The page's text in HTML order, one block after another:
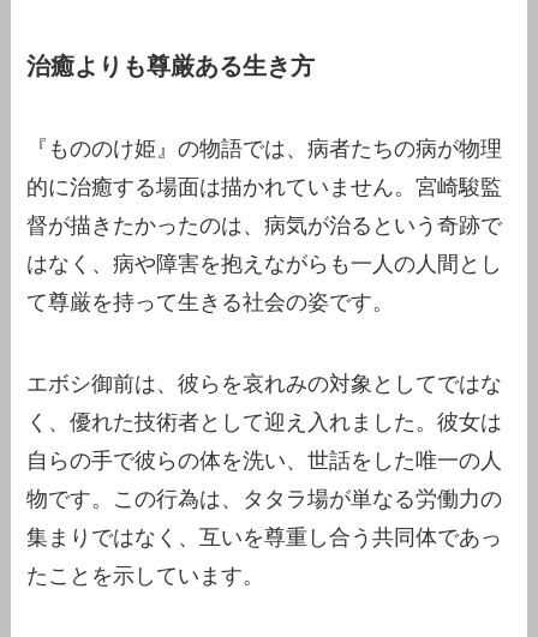
治癒よりも尊厳ある生き方
『もののけ姫』の物語では、病者たちの病が物理
的に治癒する場面は描かれていません。宮崎駿監
督が描きたかったのは、病気が治るという奇跡で
はなく、病や障害を抱えながらも一人の人間とし
て尊厳を持って生きる社会の姿です。
エボシ御前は、彼らを哀れみの対象としてではな
く、優れた技術者として迎え入れました。彼女は
自らの手で彼らの体を洗い、世話をした唯一の人
物です。この行為は、タタラ場が単なる労働力の
集まりではなく、互いを尊重し合う共同体であっ
たことを示しています。